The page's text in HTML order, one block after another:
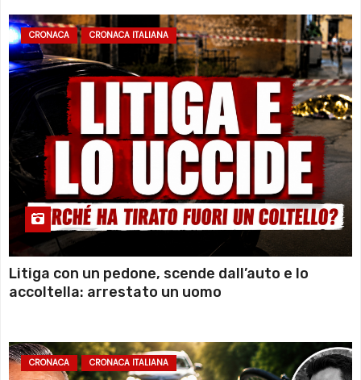
CRONACA CRONACA ITALIANA
Litiga con un pedone, scende dall’auto e lo
accoltella: arrestato un uomo
CRONACA CRONACA ITALIANA